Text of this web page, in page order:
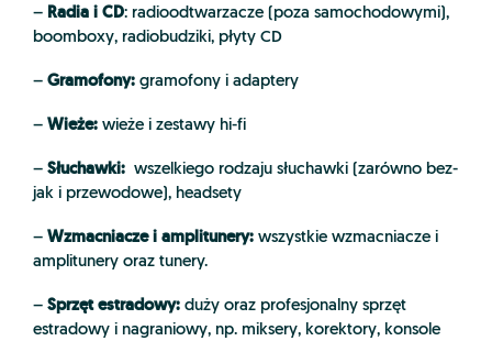
– Radia i CD: radioodtwarzacze (poza samochodowymi),
boomboxy, radiobudziki, płyty CD
– Gramofony: gramofony i adaptery
– Wieże: wieże i zestawy hi-fi
– Słuchawki: wszelkiego rodzaju słuchawki (zarówno bez-
jak i przewodowe), headsety
– Wzmacniacze i amplitunery: wszystkie wzmacniacze i
amplitunery oraz tunery.
– Sprzęt estradowy: duży oraz profesjonalny sprzęt
estradowy i nagraniowy, np. miksery, korektory, konsole